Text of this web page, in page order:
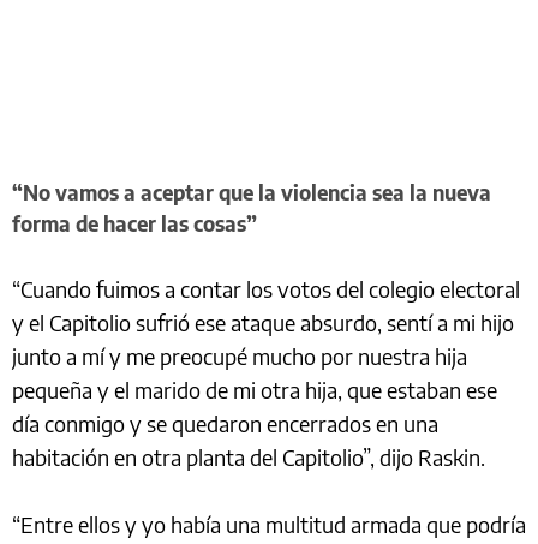
“No vamos a aceptar que la violencia sea la nueva
forma de hacer las cosas”
“Cuando fuimos a contar los votos del colegio electoral
y el Capitolio sufrió ese ataque absurdo, sentí a mi hijo
junto a mí y me preocupé mucho por nuestra hija
pequeña y el marido de mi otra hija, que estaban ese
día conmigo y se quedaron encerrados en una
habitación en otra planta del Capitolio”, dijo Raskin.
“Entre ellos y yo había una multitud armada que podría